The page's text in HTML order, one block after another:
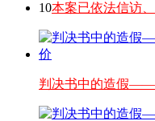
10本案已依法信访
判决书中的造假